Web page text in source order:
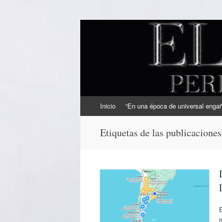
EL SINDICAL
Periodismo Inteligente
al
Inicio “En una época de universal
Etiquetas de las